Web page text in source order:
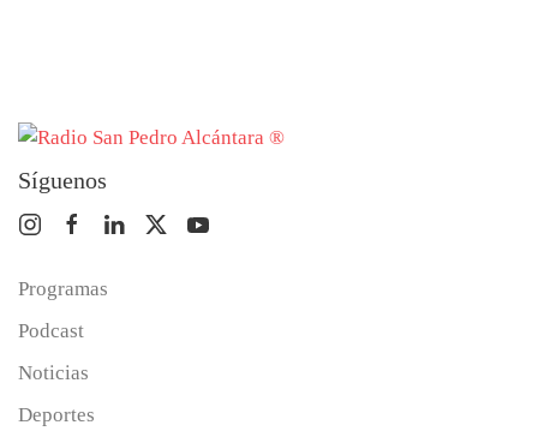
Síguenos
Programas
Podcast
Noticias
Deportes